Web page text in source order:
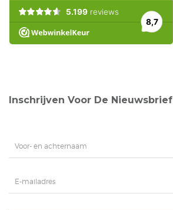
Inschrijven Voor De Nieuwsbrief